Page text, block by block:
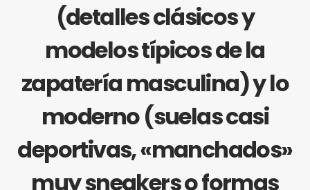
(detalles clásicos y
modelos típicos de la
zapatería masculina) y lo
moderno (suelas casi
deportivas, «manchados»
muy sneakers o formas